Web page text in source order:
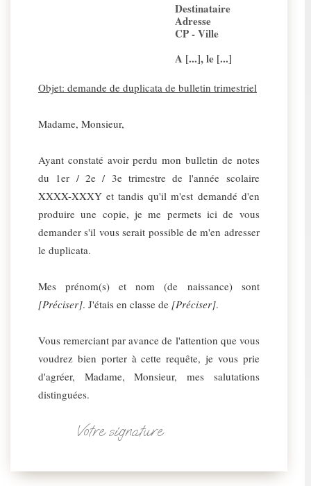
Destinataire
Adresse
CP - Ville
A [...], le [...]
Objet: demande de duplicata de bulletin trimestriel
Madame, Monsieur,
Ayant constaté avoir perdu mon bulletin de notes
du 1er / 2e / 3e trimestre de l'année scolaire
XXXX-XXXY et tandis qu'il m'est demandé d'en
produire une copie, je me permets ici de vous
demander s'il vous serait possible de m'en adresser
le duplicata.
Mes prénom(s) et nom (de naissance) sont
[Préciser]. J'étais en classe de [Préciser].
Vous remerciant par avance de l'attention que vous
voudrez bien porter à cette requête, je vous prie
d'agréer, Madame, Monsieur, mes salutations
distinguées.
Votre signature